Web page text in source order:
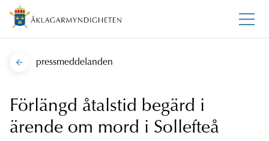
pressmeddelanden
Förlängd åtalstid begärd i
ärende om mord i Sollefteå